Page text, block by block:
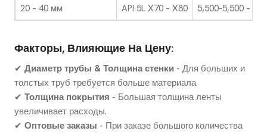
20 – 40 мм
API 5L X70 – X80 5,500-5,500 –
Факторы, Влияющие На Цену:
✔ Диаметр трубы & Толщина стенки - Для больших и
толстых труб требуется больше материала.
✔ Толщина покрытия - Большая толщина ленты
увеличивает расходы.
✔ Оптовые заказы - При заказе большого количества